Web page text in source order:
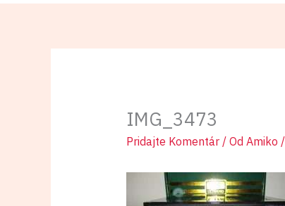
IMG_3473
Pridajte Komentár / Od Amiko /